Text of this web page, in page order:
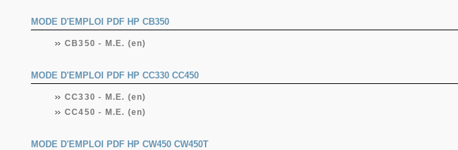
MODE D'EMPLOI PDF HP CB350
CB350 - M.E. (en)
MODE D'EMPLOI PDF HP CC330 CC450
CC330 - M.E. (en)
CC450 - M.E. (en)
MODE D'EMPLOI PDF HP CW450 CW450T